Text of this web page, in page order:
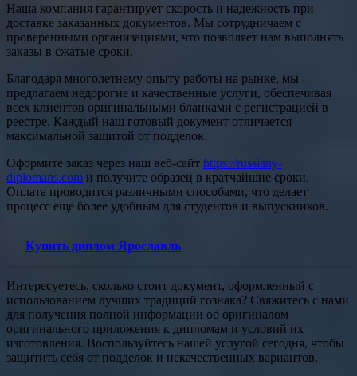
Наша компания гарантирует скорость и надежность при
доставке заказанных документов. Мы сотрудничаем с
проверенными организациями, что позволяет нам выполнять
заказы в сжатые сроки.
Благодаря многолетнему опыту работы на рынке, мы
предлагаем недорогие и качественные услуги, обеспечивая
всех клиентов оригинальными бланками с регистрацией в
реестре. Каждый наш готовый документ отличается
максимальной защитой от подделок.
Оформите заказ через наш веб-сайт https://russiany-
diplomans.com и получите образец в кратчайшие сроки.
Оплата проводится различными способами, что делает
процесс еще более удобным для студентов и выпускников.
Купить диплом Ярославль
Интересуетесь, сколько стоит документ, оформленный с
использованием лучших традиций гознака? Свяжитесь с нами
для получения полной информации об оригиналом
оригинального приложения к дипломам и условий их
изготовления. Воспользуйтесь нашей услугой сегодня, чтобы
защитить себя от подделок и некачественных вариантов.